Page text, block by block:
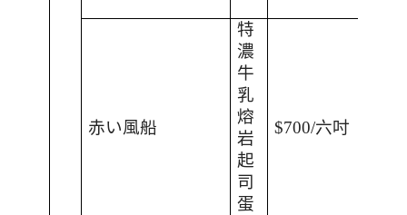
赤い風船
特
濃
牛
乳
熔
岩
起
司
蛋
$700/六吋